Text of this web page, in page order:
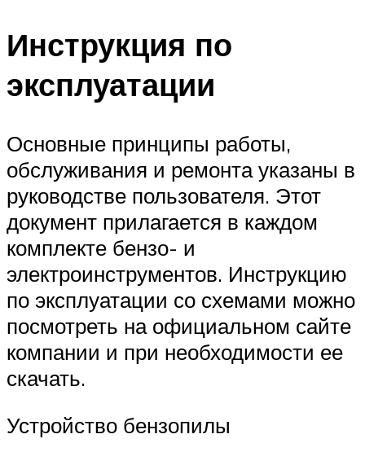
Инструкция по
эксплуатации
Основные принципы работы,
обслуживания и ремонта указаны в
руководстве пользователя. Этот
документ прилагается в каждом
комплекте бензо- и
электроинструментов. Инструкцию
по эксплуатации со схемами можно
посмотреть на официальном сайте
компании и при необходимости ее
скачать.
Устройство бензопилы